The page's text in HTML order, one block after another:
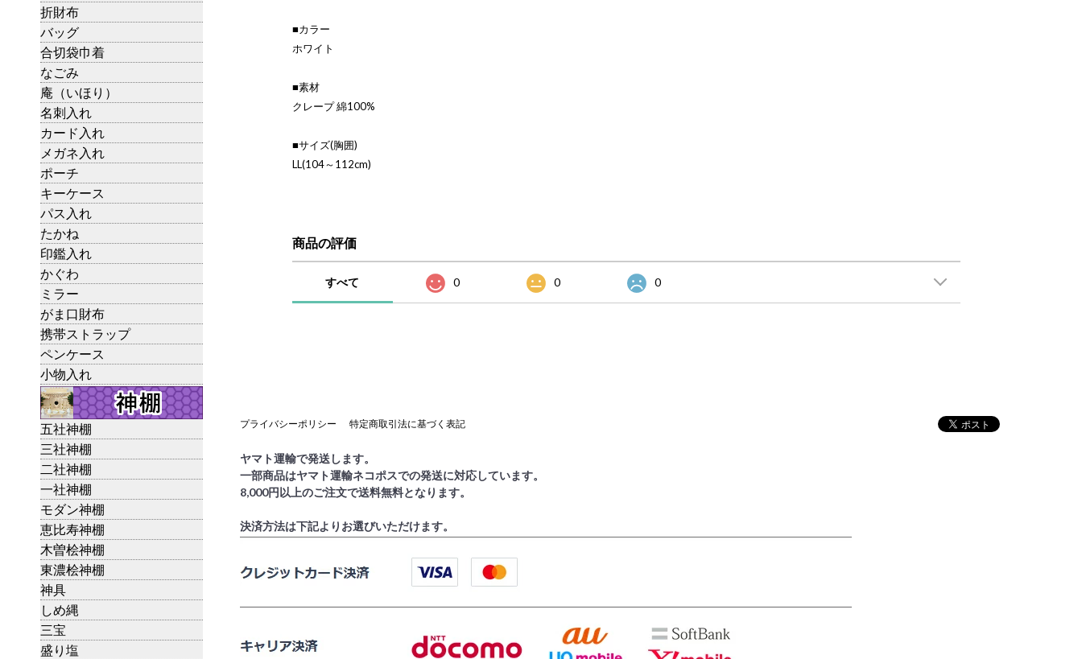
折財布
バッグ
合切袋巾着
なごみ
庵（いほり）
名刺入れ
カード入れ
メガネ入れ
ポーチ
キーケース
パス入れ
たかね
印鑑入れ
かぐわ
ミラー
がま口財布
携帯ストラップ
ペンケース
小物入れ
五社神棚
三社神棚
二社神棚
一社神棚
モダン神棚
恵比寿神棚
木曽桧神棚
東濃桧神棚
神具
しめ縄
三宝
盛り塩
■カラー
ホワイト
■素材
クレープ 綿100%
■サイズ(胸囲)
LL(104～112cm)
商品の評価
すべて 0 0 0
プライバシーポリシー 特定商取引法に基づく表記
ヤマト運輸で発送します。
一部商品はヤマト運輸ネコポスでの発送に対応しています。
8,000円以上のご注文で送料無料となります。
決済方法は下記よりお選びいただけます。